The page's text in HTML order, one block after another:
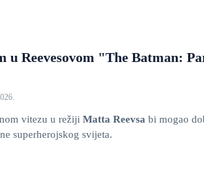
u Reevesovom "The Batman:
vitezu u režiji Matta Reevsa bi mogao
superherojskog svijeta.